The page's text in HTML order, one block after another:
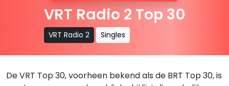
VRT Radio 2 Top 30
VRT Radio 2 Singles
De VRT Top 30, voorheen bekend als de BRT Top 30, is